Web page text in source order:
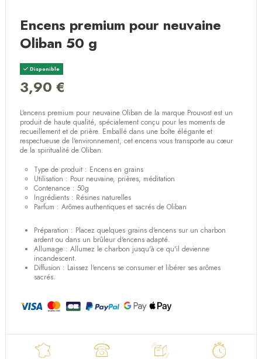
Encens premium pour neuvaine
Oliban 50 g
Disponible
3,90 €
L'encens premium pour neuvaine Oliban de la marque Prouvost est un
produit de haute qualité, spécialement conçu pour les moments de
recueillement et de prière. Emballé dans une boîte élégante et
respectueuse de l'environnement, cet encens vous transporte au cœur
de la spiritualité de Oliban.
Type de produit : Encens en grains
Utilisation : Pour neuvaine, prières, méditation
Contenance : 50g
Ingrédients : Résines naturelles
Parfum : Arômes authentiques et sacrés de Oliban
Préparation : Placez quelques grains d'encens sur un charbon
ardent ou dans un brûleur d'encens adapté.
Allumage : Allumez le charbon jusqu'à ce qu'il devienne
incandescent.
Diffusion : Laissez l'encens se consumer et libérer ses arômes
sacrés.